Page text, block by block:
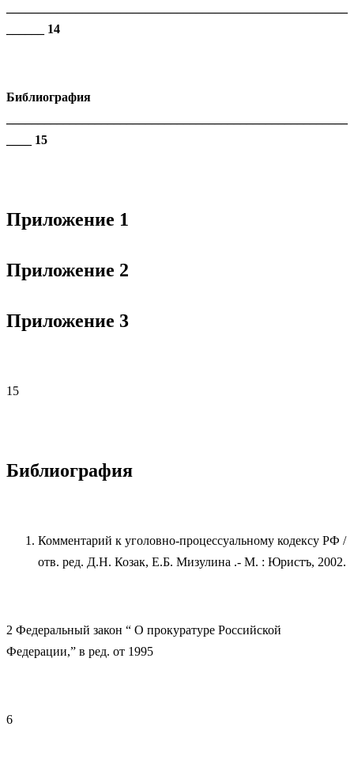
______ 14
Библиография
____ 15
Приложение 1
Приложение 2
Приложение 3
15
Библиография
Комментарий к уголовно-процессуальному кодексу РФ /
отв. ред. Д.Н. Козак, Е.Б. Мизулина .- М. : Юристъ, 2002.
2 Федеральный закон “ О прокуратуре Российской
Федерации,” в ред. от 1995
6